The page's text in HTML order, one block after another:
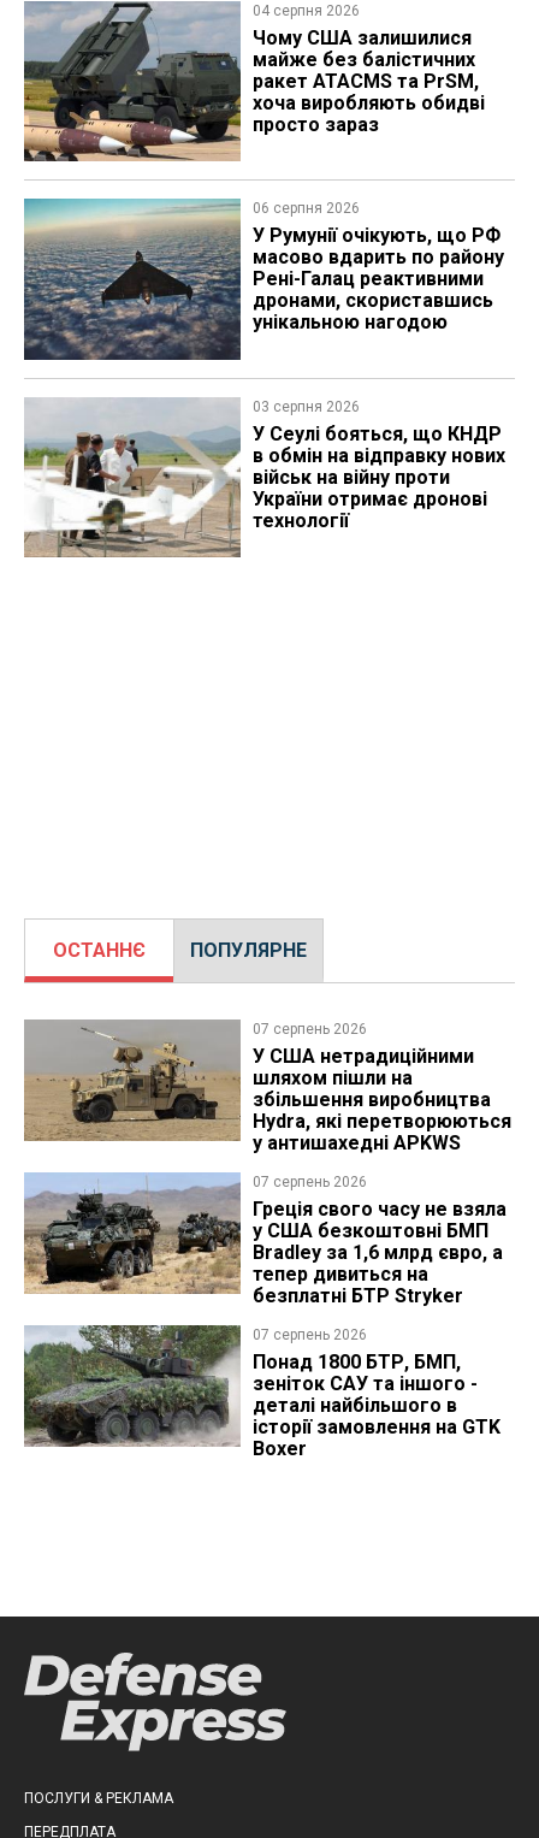
04 серпня 2026
Чому США залишилися
майже без балістичних
ракет ATACMS та PrSM,
хоча виробляють обидві
просто зараз
06 серпня 2026
У Румунії очікують, що РФ
масово вдарить по району
Рені-Галац реактивними
дронами, скориставшись
унікальною нагодою
03 серпня 2026
У Сеулі бояться, що КНДР
в обмін на відправку нових
військ на війну проти
України отримає дронові
технології
ОСТАННЄ ПОПУЛЯРНЕ
07 серпень 2026
У США нетрадиційними
шляхом пішли на
збільшення виробництва
Hydra, які перетворюються
у антишахедні APKWS
07 серпень 2026
Греція свого часу не взяла
у США безкоштовні БМП
Bradley за 1,6 млрд євро, а
тепер дивиться на
безплатні БТР Stryker
07 серпень 2026
Понад 1800 БТР, БМП,
зеніток САУ та іншого -
деталі найбільшого в
історії замовлення на GTK
Boxer
ПОСЛУГИ & РЕКЛАМА
ПЕРЕДПЛАТА